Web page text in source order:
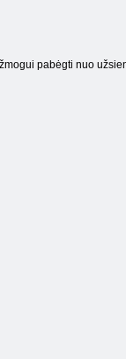
pabėgti nuo